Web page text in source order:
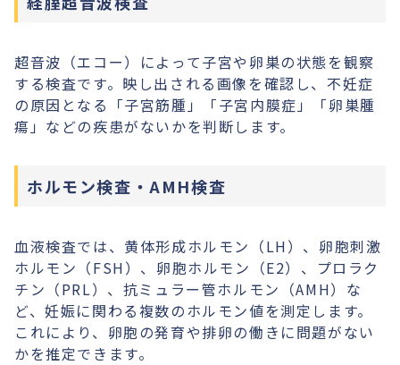
超音波（エコー）によって子宮や卵巣の状態を観察
する検査です。映し出される画像を確認し、不妊症
の原因となる「子宮筋腫」「子宮内膜症」「卵巣腫
瘍」などの疾患がないかを判断します。
ホルモン検査・AMH検査
血液検査では、黄体形成ホルモン（LH）、卵胞刺激
ホルモン（FSH）、卵胞ホルモン（E2）、プロラク
チン（PRL）、抗ミュラー管ホルモン（AMH）な
ど、妊娠に関わる複数のホルモン値を測定します。
これにより、卵胞の発育や排卵の働きに問題がない
かを推定できます。